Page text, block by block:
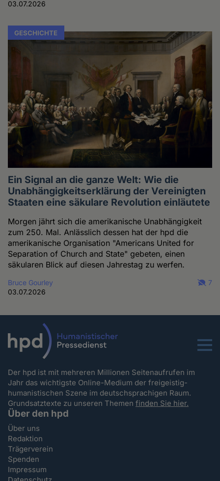
03.07.2026
GESCHICHTE
Ein Signal an die ganze Welt: Wie die
Unabhängigkeitserklärung der Vereinigten
Staaten eine säkulare Revolution einläutete
Morgen jährt sich die amerikanische Unabhängigkeit
zum 250. Mal. Anlässlich dessen hat der hpd die
amerikanische Organisation "Americans United for
Separation of Church and State" gebeten, einen
säkularen Blick auf diesen Jahrestag zu werfen.
Bruce Gourley
03.07.2026
7
Menu
Der hpd ist mit mehreren Millionen Seitenaufrufen im
Jahr das wichtigste Online-Medium der freigeistig-
humanistischen Szene im deutschsprachigen Raum.
Grundsatztexte zu unseren Themenfinden Sie hier.
Über den hpd
Über uns
Redaktion
Trägerverein
Spenden
Impressum